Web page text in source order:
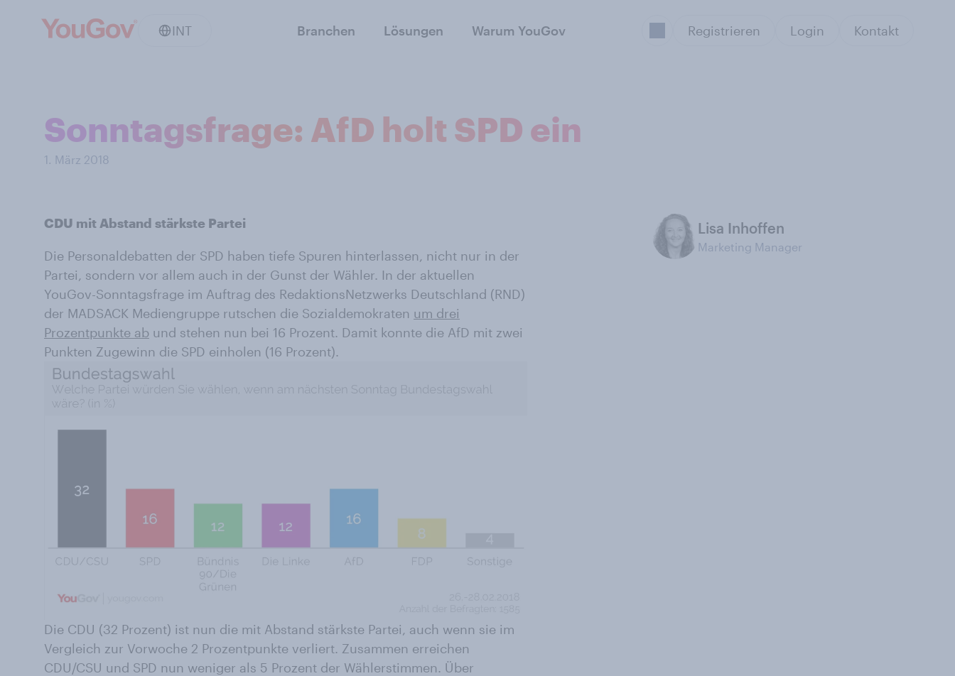
INT Branchen Lösungen Warum YouGov Registrieren Login Kontakt
Sonntagsfrage: AfD holt SPD ein
1. März 2018
CDU mit Abstand stärkste Partei
Die Personaldebatten der SPD haben tiefe Spuren hinterlassen, nicht nur in der
Partei, sondern vor allem auch in der Gunst der Wähler. In der aktuellen
YouGov-Sonntagsfrage im Auftrag des RedaktionsNetzwerks Deutschland (RND)
der MADSACK Mediengruppe rutschen die Sozialdemokraten um drei
Prozentpunkte ab und stehen nun bei 16 Prozent. Damit konnte die AfD mit zwei
Punkten Zugewinn die SPD einholen (16 Prozent).
Die CDU (32 Prozent) ist nun die mit Abstand stärkste Partei, auch wenn sie im
Vergleich zur Vorwoche 2 Prozentpunkte verliert. Zusammen erreichen
CDU/CSU und SPD nun weniger als 5 Prozent der Wählerstimmen. Über
Lisa Inhoffen
Marketing Manager